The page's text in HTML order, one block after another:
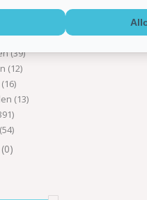
(4)
(17)
(39)
(12)
(16)
(13)
(54)
(0)